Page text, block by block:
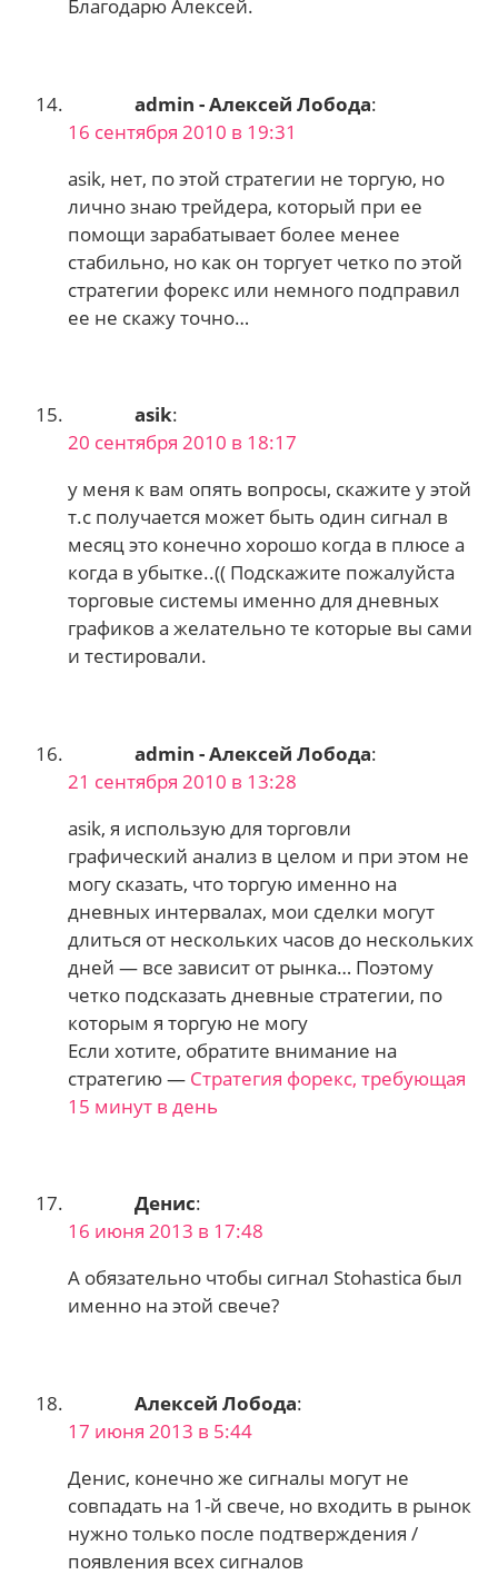
Благодарю Алексей.
admin - Алексей Лобода:
16 сентября 2010 в 19:31
asik, нет, по этой стратегии не торгую, но
лично знаю трейдера, который при ее
помощи зарабатывает более менее
стабильно, но как он торгует четко по этой
стратегии форекс или немного подправил
ее не скажу точно…
asik:
20 сентября 2010 в 18:17
у меня к вам опять вопросы, скажите у этой
т.с получается может быть один сигнал в
месяц это конечно хорошо когда в плюсе а
когда в убытке..(( Подскажите пожалуйста
торговые системы именно для дневных
графиков а желательно те которые вы сами
и тестировали.
admin - Алексей Лобода:
21 сентября 2010 в 13:28
asik, я использую для торговли
графический анализ в целом и при этом не
могу сказать, что торгую именно на
дневных интервалах, мои сделки могут
длиться от нескольких часов до нескольких
дней — все зависит от рынка… Поэтому
четко подсказать дневные стратегии, по
которым я торгую не могу
Если хотите, обратите внимание на
стратегию — Стратегия форекс, требующая
15 минут в день
Денис:
16 июня 2013 в 17:48
А обязательно чтобы сигнал Stohasticа был
именно на этой свече?
Алексей Лобода:
17 июня 2013 в 5:44
Денис, конечно же сигналы могут не
совпадать на 1-й свече, но входить в рынок
нужно только после подтверждения /
появления всех сигналов